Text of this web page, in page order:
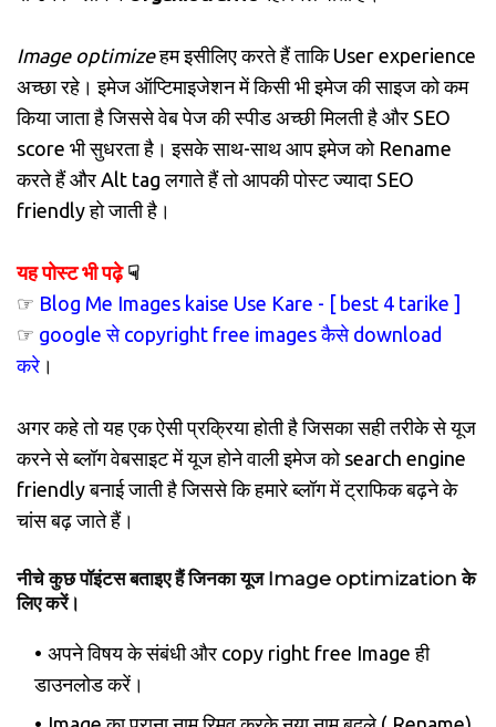
Image optimizeहम इसीलिए करते हैं ताकि User experience
अच्छा रहे। इमेज ऑप्टिमाइजेशन में किसी भी इमेज की साइज को कम
किया जाता है जिससे वेब पेज की स्पीड अच्छी मिलती है और SEO
score भी सुधरता है। इसके साथ-साथ आप इमेज को Rename
करते हैं और Alt tag लगाते हैं तो आपकी पोस्ट ज्यादा SEO
friendly हो जाती है।
यह पोस्ट भी पढ़े☟
☞ Blog Me Images kaise Use Kare - [ best 4 tarike ]
☞ google से copyright free images कैसे download
करे ।
अगर कहे तो यह एक ऐसी प्रक्रिया होती है जिसका सही तरीके से यूज
करने से ब्लॉग वेबसाइट में यूज होने वाली इमेज को search engine
friendly बनाई जाती है जिससे कि हमारे ब्लॉग में ट्राफिक बढ़ने के
चांस बढ़ जाते हैं।
नीचे कुछ पॉइंटस बताइए हैं जिनका यूज Image optimization के
लिए करें।
अपने विषय के संबंधी और copy right free Image ही
डाउनलोड करें।